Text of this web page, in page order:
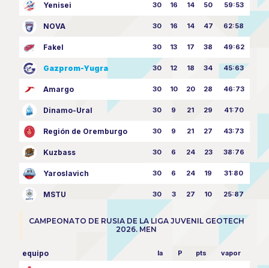
Yenisei 30 16 14 50 59:53
NOVA 30 16 14 47 62:58
Fakel 30 13 17 38 49:62
Gazprom-Yugra 30 12 18 34 45:63
Amargo 30 10 20 28 46:73
Dinamo-Ural 30 9 21 29 41:70
Región de Oremburgo 30 9 21 27 43:73
Kuzbass 30 6 24 23 38:76
Yaroslavich 30 6 24 19 31:80
MSTU 30 3 27 10 25:87
CAMPEONATO DE RUSIA DE LA LIGA JUVENIL GEOTECH
2026. MEN
equipo la P pts vapor